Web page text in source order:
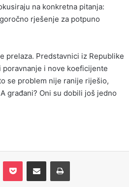
na konkretna pitanja:
rješenje za potpuno
prelaza. Predstavnici iz Republike
poravnanje i nove koeficijente
se problem nije ranije riješio,
građani? Oni su dobili još jedno